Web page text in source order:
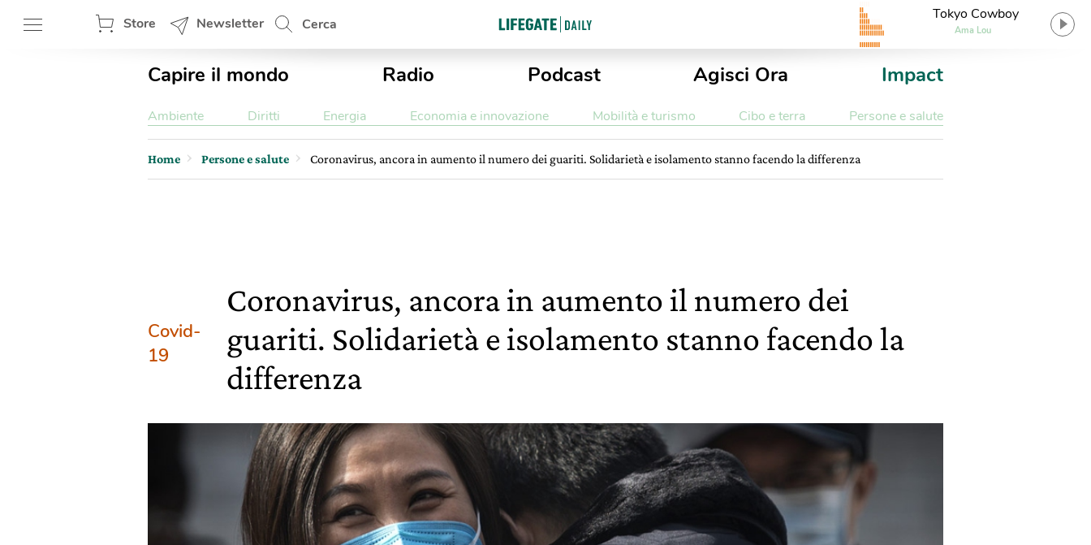
Store Newsletter Cerca
Tokyo Cowboy
Ama Lou
Capire il mondo Radio Podcast Agisci Ora Impact
Ambiente Diritti Energia Economia e innovazione Mobilità e turismo Cibo e terra Persone e salute
Home Persone e salute Coronavirus, ancora in aumento il numero dei guariti. Solidarietà e isolamento stanno facendo la differenza
Covid-
19
Coronavirus, ancora in aumento il numero dei
guariti. Solidarietà e isolamento stanno facendo la
differenza